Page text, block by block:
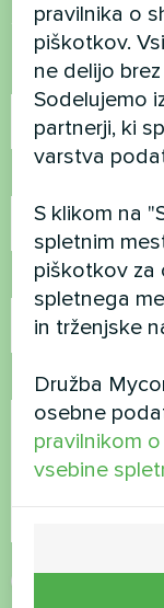
Stopite v stik
Ime
E-pošta
Komentar
Sprejmite
pravilnika o
piškotkov.
ne delijo
Sodelujemo
partnerji, ki
varstva
S klikom na
spletnim
piškotkov za
spletnega
in trženjske
Družba
osebne
pravilnikom
vsebine